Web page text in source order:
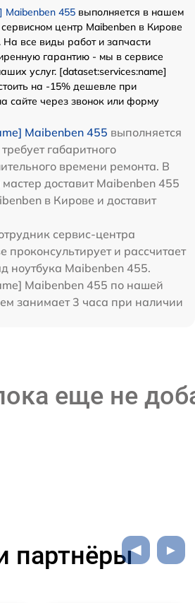
Maibenben 455 выполняется в нашем
центр Maibenben в Кирове
все виды работ и запчасти
гарантию - мы в сервисе
услуг. [dataset:services:name]
на -15% дешевле при
сайте через звонок или форму
Maibenben 455 выполняется
габаритного
времени ремонта. В
доставит Maibenben 455
в Кирове и доставит
сервис-центра
проконсультирует и рассчитает
ноутбука Maibenben 455.
Maibenben 455 по нашей
занимает 3 часа при наличии
еще не
партнёры